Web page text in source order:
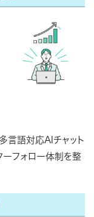
言語対応AIチャット
ーフォロー体制を整